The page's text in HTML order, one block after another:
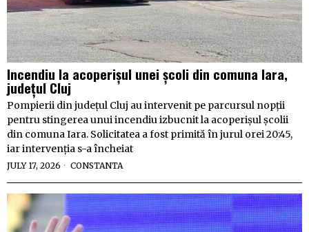
Incendiu la acoperișul unei școli din comuna Iara,
județul Cluj
Pompierii din județul Cluj au intervenit pe parcursul nopții
pentru stingerea unui incendiu izbucnit la acoperișul școlii
din comuna Iara. Solicitatea a fost primită în jurul orei 20:45,
iar intervenția s-a încheiat
JULY 17, 2026 CONSTANTA